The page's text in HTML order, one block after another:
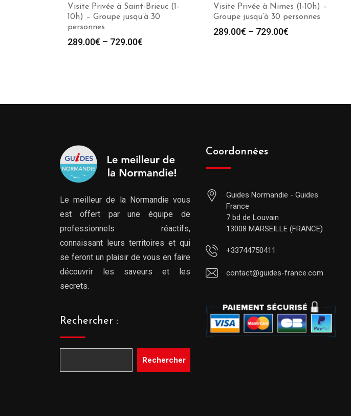
Visite Privée à Saint-Brieuc (1-
10h) – Groupe jusqu’à 30
personnes
289.00€ – 729.00€
Visite Privée à Nimes (1-10h) –
Groupe jusqu’à 30 personnes
289.00€ – 729.00€
Le meilleur de la Normandie vous
est offert par une équipe de
professionnels réactifs,
connaissant leurs territoires et qui
se feront un plaisir de vous en faire
découvrir les saveurs et les
secrets.
Rechercher :
Rechercher
Coordonnées
Guides Normandie - Guides
France
7 bd de Louvain
13008 MARSEILLE (FRANCE)
+33744750411
contact@guides-france.com